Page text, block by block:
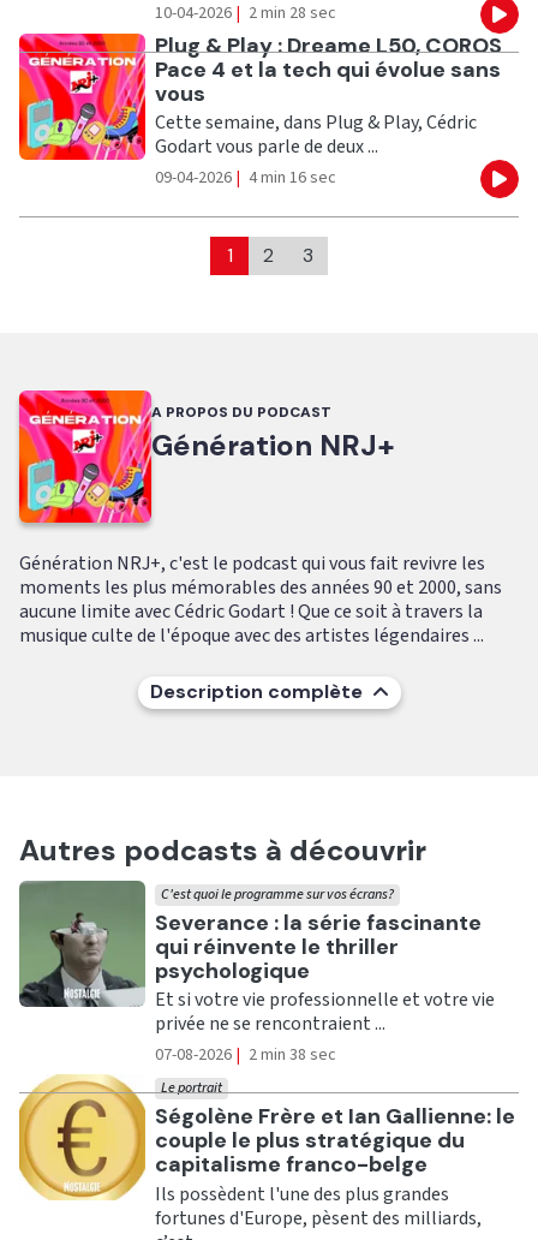
10-04-2026 | 2 min 28 sec
Ecouter
Plug & Play : Dreame L50, COROS
Pace 4 et la tech qui évolue sans
vous
Cette semaine, dans Plug & Play, Cédric
Godart vous parle de deux ...
09-04-2026 | 4 min 16 sec
1 2 3
A PROPOS DU PODCAST
Génération NRJ+
Génération NRJ+, c'est le podcast qui vous fait revivre les
moments les plus mémorables des années 90 et 2000, sans
aucune limite avec Cédric Godart ! Que ce soit à travers la
musique culte de l'époque avec des artistes légendaires ...
Description complète
Autres podcasts à découvrir
Ecouter
Severance : la série fascinante
qui réinvente le thriller
psychologique
C'est quoi le programme sur vos écrans?
Et si votre vie professionnelle et votre vie
privée ne se rencontraient ...
07-08-2026 | 2 min 38 sec
Ecouter
Ségolène Frère et Ian Gallienne: le
couple le plus stratégique du
capitalisme franco-belge
Le portrait
Ils possèdent l'une des plus grandes
fortunes d'Europe, pèsent des milliards,